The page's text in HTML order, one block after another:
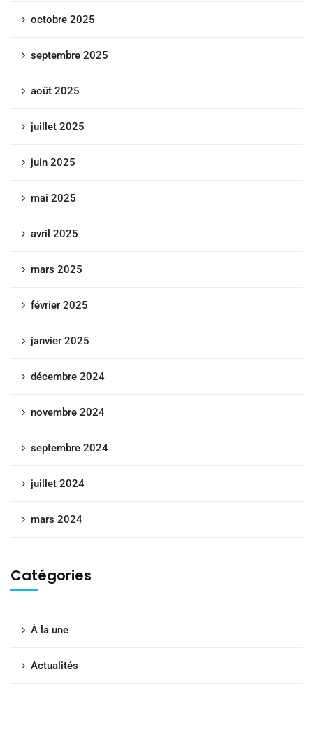
octobre 2025
septembre 2025
août 2025
juillet 2025
juin 2025
mai 2025
avril 2025
mars 2025
février 2025
janvier 2025
décembre 2024
novembre 2024
septembre 2024
juillet 2024
mars 2024
Catégories
À la une
Actualités